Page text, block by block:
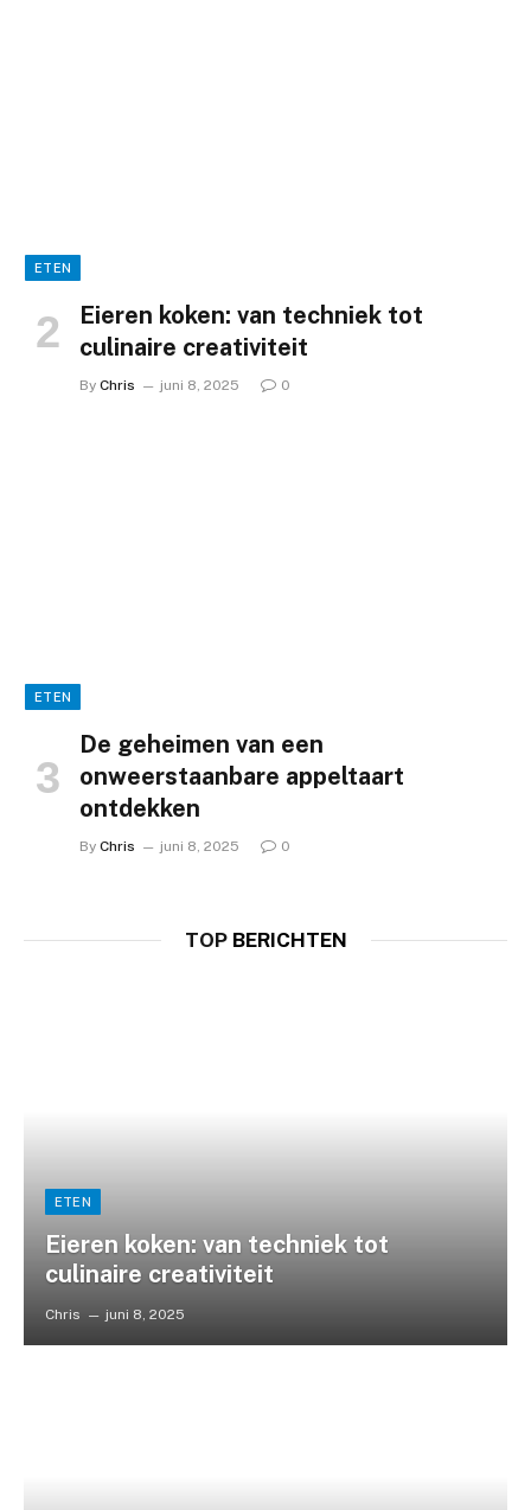
ETEN
Eieren koken: van techniek tot
culinaire creativiteit
By Chris juni 8, 2025 0
ETEN
De geheimen van een
onweerstaanbare appeltaart
ontdekken
By Chris juni 8, 2025 0
TOPBERICHTEN
ETEN
Eieren koken: van techniek tot
culinaire creativiteit
Chris juni 8, 2025